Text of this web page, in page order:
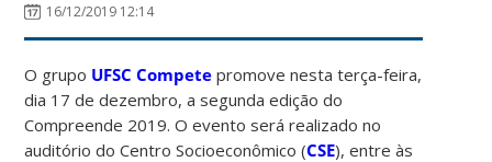
16/12/2019 12:14
O grupo UFSC Compete promove nesta terça-feira,
dia 17 de dezembro, a segunda edição do
Compreende 2019. O evento será realizado no
auditório do Centro Socioeconômico (CSE), entre às